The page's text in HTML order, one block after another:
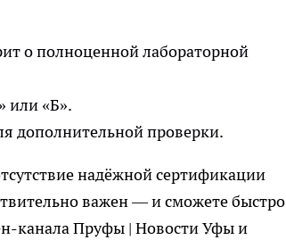
о полноценной лабораторной
или «Б».
дополнительной проверки.
надёжной сертификации
важен — и сможете быстро
канала Пруфы | Новости Уфы и